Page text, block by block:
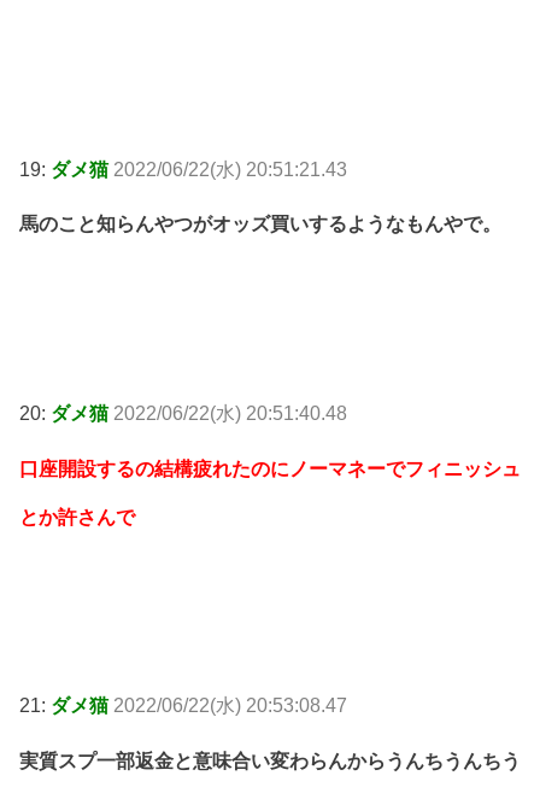
19: ダメ猫 2022/06/22(水) 20:51:21.43
馬のこと知らんやつがオッズ買いするようなもんやで。
20: ダメ猫 2022/06/22(水) 20:51:40.48
口座開設するの結構疲れたのにノーマネーでフィニッシュ
とか許さんで
21: ダメ猫 2022/06/22(水) 20:53:08.47
実質スプ一部返金と意味合い変わらんからうんちうんちう